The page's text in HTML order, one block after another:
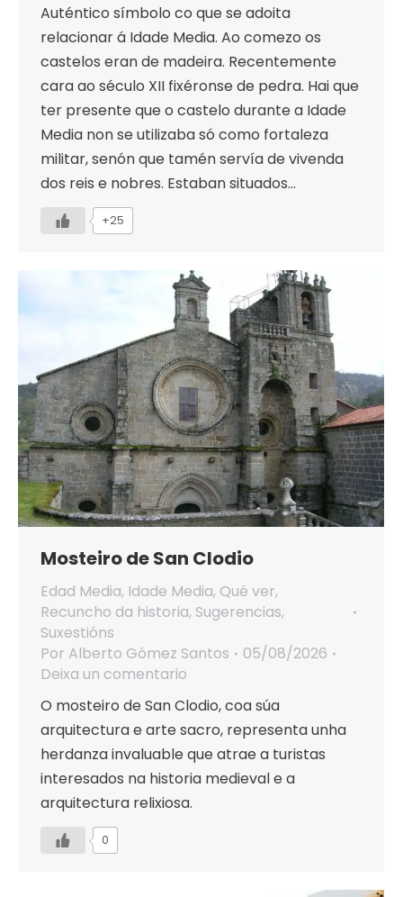
Auténtico símbolo co que se adoita
relacionar á Idade Media. Ao comezo os
castelos eran de madeira. Recentemente
cara ao século XII fixéronse de pedra. Hai que
ter presente que o castelo durante a Idade
Media non se utilizaba só como fortaleza
militar, senón que tamén servía de vivenda
dos reis e nobres. Estaban situados…
+25
Mosteiro de San Clodio
Edad Media, Idade Media, Qué ver,
Recuncho da historia, Sugerencias,
Suxestións
Por Alberto Gómez Santos
05/08/2026
Deixa un comentario
O mosteiro de San Clodio, coa súa
arquitectura e arte sacro, representa unha
herdanza invaluable que atrae a turistas
interesados na historia medieval e a
arquitectura relixiosa.
0